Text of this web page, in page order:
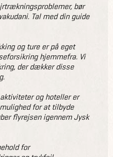
bør
Tal med din guide
og ture er på eget
hjemmefra. Vi
der dækker disse
og hoteller er
for at tilbyde
flyrejsen igennem Jysk
for